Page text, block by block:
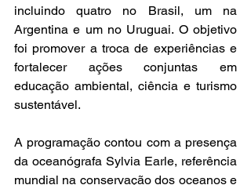
incluindo quatro no Brasil, um na
Argentina e um no Uruguai. O objetivo
foi promover a troca de experiências e
fortalecer ações conjuntas em
educação ambiental, ciência e turismo
sustentável.
A programação contou com a presença
da oceanógrafa Sylvia Earle, referência
mundial na conservação dos oceanos e